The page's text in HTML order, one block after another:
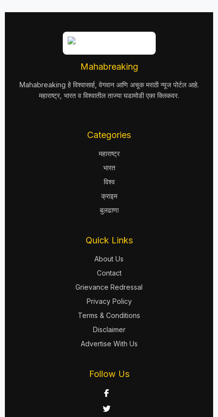
Mahabreaking
Mahabreaking हे विश्वासार्ह, वेगवान आणि अचूक मराठी न्यूज पोर्टल आहे.
महाराष्ट्र, भारत व विश्वातील ताज्या घडामोडी एका क्लिकवर.
Categories
महाराष्ट्र
भारत
विश्व
क्राइम
बुलढाणा
Quick Links
About Us
Contact
Grievance Redressal
Privacy Policy
Terms & Conditions
Disclaimer
Advertise With Us
Follow Us